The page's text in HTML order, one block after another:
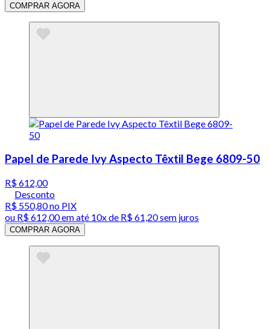
COMPRAR AGORA
Papel de Parede Ivy Aspecto Têxtil Bege 6809-50
R$ 612,00
Desconto
R$ 550,80no PIX
ou R$ 612,00em até 10x de R$ 61,20 sem juros
COMPRAR AGORA